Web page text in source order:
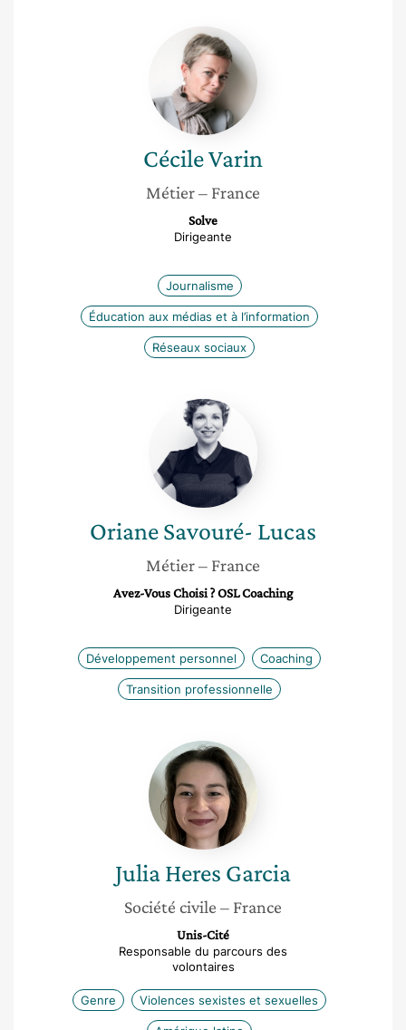
Cécile
Varin
CécileVarin
Métier– France
Solve
Dirigeante
Journalisme
Éducation aux médias et à l’information
Réseaux sociaux
Oriane
Savouré-
Lucas
OrianeSavouré- Lucas
Métier– France
Avez-Vous Choisi ? OSL Coaching
Dirigeante
Développement personnel Coaching
Transition professionnelle
Julia
Heres
Garcia
JuliaHeres Garcia
Société civile – France
Unis-Cité
Responsable du parcours des
volontaires
Genre Violences sexistes et sexuelles